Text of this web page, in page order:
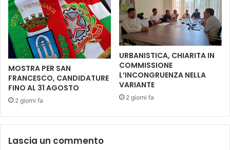
i
n
a
t
o
p
e
r
g
r
n
MOSTRA PER SAN
FRANCESCO, CANDIDATURE
FINO AL 31 AGOSTO
2 giorni fa
URBANISTICA, CHIARITA IN
COMMISSIONE
L’INCONGRUENZA NELLA
VARIANTE
2 giorni fa
Lascia un commento